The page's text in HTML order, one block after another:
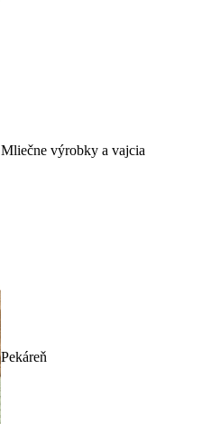
Mliečne výrobky a vajcia
Pekáreň